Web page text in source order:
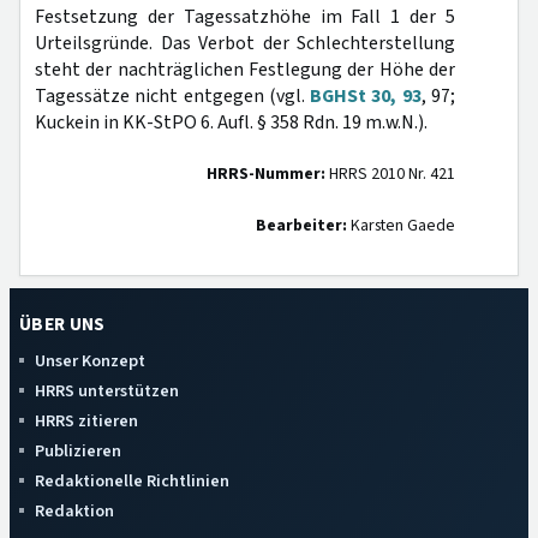
Festsetzung der Tagessatzhöhe im Fall 1 der 5
Urteilsgründe. Das Verbot der Schlechterstellung
steht der nachträglichen Festlegung der Höhe der
Tagessätze nicht entgegen (vgl. BGHSt 30, 93, 97;
Kuckein in KK-StPO 6. Aufl. § 358 Rdn. 19 m.w.N.).
HRRS-Nummer: HRRS 2010 Nr. 421
Bearbeiter: Karsten Gaede
ÜBER UNS
Unser Konzept
HRRS unterstützen
HRRS zitieren
Publizieren
Redaktionelle Richtlinien
Redaktion